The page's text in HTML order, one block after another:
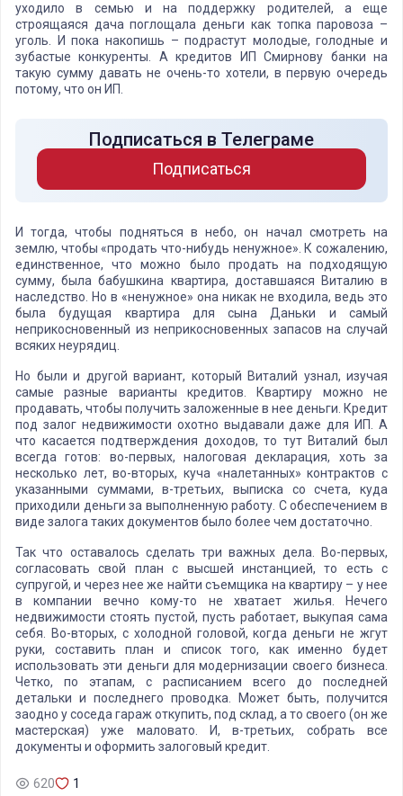
уходило в семью и на поддержку родителей, а еще
строящаяся дача поглощала деньги как топка паровоза –
уголь. И пока накопишь – подрастут молодые, голодные и
зубастые конкуренты. А кредитов ИП Смирнову банки на
такую сумму давать не очень-то хотели, в первую очередь
потому, что он ИП.
Подписаться в Телеграме
Подписаться
И тогда, чтобы подняться в небо, он начал смотреть на
землю, чтобы «продать что-нибудь ненужное». К сожалению,
единственное, что можно было продать на подходящую
сумму, была бабушкина квартира, доставшаяся Виталию в
наследство. Но в «ненужное» она никак не входила, ведь это
была будущая квартира для сына Даньки и самый
неприкосновенный из неприкосновенных запасов на случай
всяких неурядиц.
Но были и другой вариант, который Виталий узнал, изучая
самые разные варианты кредитов. Квартиру можно не
продавать, чтобы получить заложенные в нее деньги. Кредит
под залог недвижимости охотно выдавали даже для ИП. А
что касается подтверждения доходов, то тут Виталий был
всегда готов: во-первых, налоговая декларация, хоть за
несколько лет, во-вторых, куча «налетанных» контрактов с
указанными суммами, в-третьих, выписка со счета, куда
приходили деньги за выполненную работу. С обеспечением в
виде залога таких документов было более чем достаточно.
Так что оставалось сделать три важных дела. Во-первых,
согласовать свой план с высшей инстанцией, то есть с
супругой, и через нее же найти съемщика на квартиру – у нее
в компании вечно кому-то не хватает жилья. Нечего
недвижимости стоять пустой, пусть работает, выкупая сама
себя. Во-вторых, с холодной головой, когда деньги не жгут
руки, составить план и список того, как именно будет
использовать эти деньги для модернизации своего бизнеса.
Четко, по этапам, с расписанием всего до последней
детальки и последнего проводка. Может быть, получится
заодно у соседа гараж откупить, под склад, а то своего (он же
мастерская) уже маловато. И, в-третьих, собрать все
документы и оформить залоговый кредит.
620 1